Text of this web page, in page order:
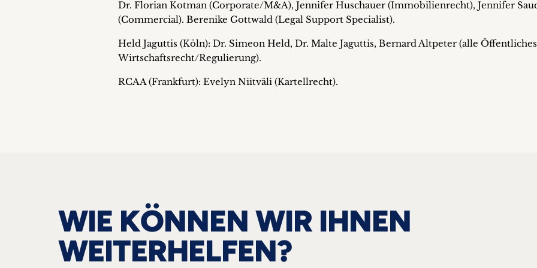
Dr. Florian Kotman (Corporate/M&A), Jennifer Huschauer (Immobilienrecht), Jennifer
(Commercial). Berenike Gottwald (Legal Support Specialist).
Held Jaguttis (Köln): Dr. Simeon Held, Dr. Malte Jaguttis, Bernard Altpeter (alle Öffentliches
Wirtschaftsrecht/Regulierung).
RCAA (Frankfurt): Evelyn Niitväli (Kartellrecht).
WIE KÖNNEN WIR IHNEN
WEITERHELFEN?